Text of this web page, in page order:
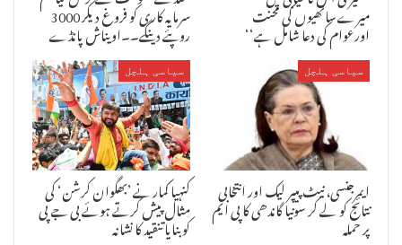
میرےساتھیوں کی محنت
اورعوام کی دعا شامل ہے‘‘
سرمایہ کاری کو فروغ دیکر 3000
روپئے دینگے۔۔اویناش پانڈے
سیاسی ہلچل
ایمرجنسی، نیٹ پیپر لیک اور انتخابی
نتائج کو لے کر سونیا گاندھی کا پی ایم
پر حملہ
سیاسی ہلچل
کنہیا کمار نے ’بھگوان کرشن‘ کی
مثال پیش کرتے ہوئے بی جے پی
کو بنایا تنقید کا نشانہ